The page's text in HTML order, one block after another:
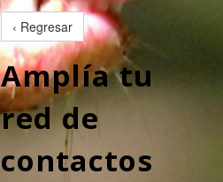
‹ Regresar
Amplía tu
red de
contactos